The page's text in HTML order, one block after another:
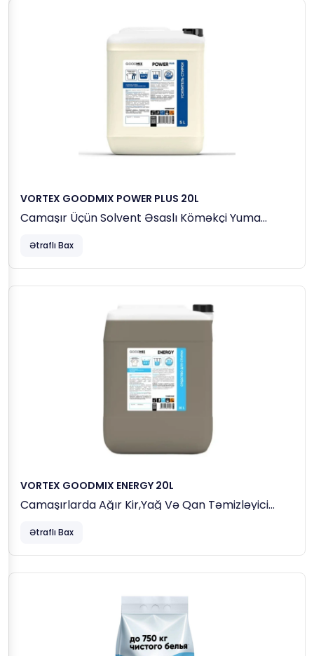
VORTEX GOODMIX POWER PLUS 20L
Camaşır Üçün Solvent Əsaslı Köməkçi Yuma
Ətraflı Bax
VORTEX GOODMIX ENERGY 20L
Camaşırlarda Ağır Kir,yağ Və Qan Təmizləyici
Ətraflı Bax